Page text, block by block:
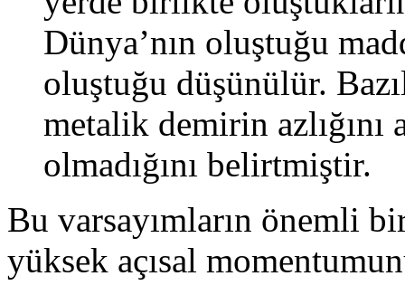
Dünya’nın oluştuğu
oluştuğu düşünülür.
metalik demirin azlığını
olmadığını belirtmiştir.
Bu varsayımların önemli
yüksek açısal